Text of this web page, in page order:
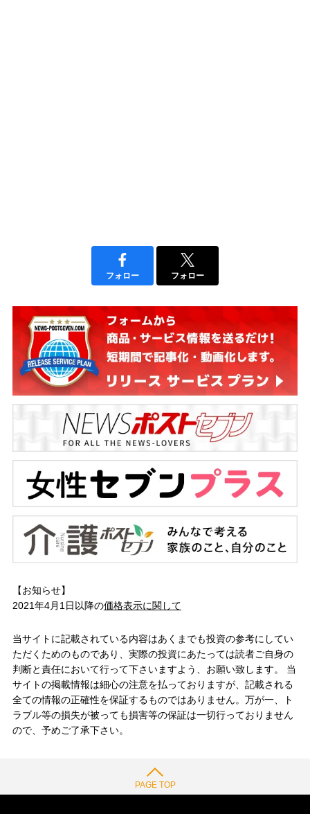
フォロー フォロー
【お知らせ】
2021年4月1日以降の価格表示に関して
当サイトに記載されている内容はあくまでも投資の参考にしてい
ただくためのものであり、実際の投資にあたっては読者ご自身の
判断と責任において行って下さいますよう、お願い致します。 当
サイトの掲載情報は細心の注意を払っておりますが、記載される
全ての情報の正確性を保証するものではありません。万が一、ト
ラブル等の損失が被っても損害等の保証は一切行っておりません
ので、予めご了承下さい。
PAGE TOP